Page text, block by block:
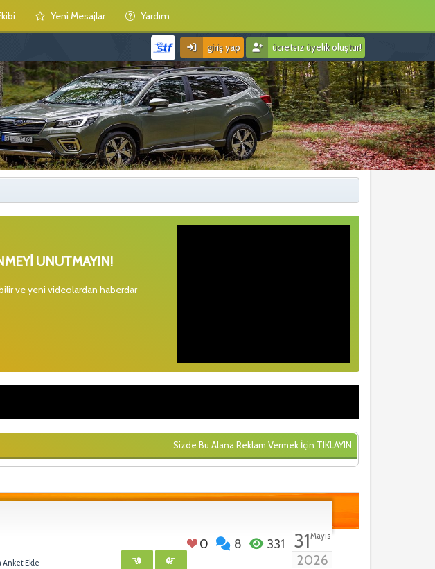
Yeni Mesajlar Yardım
giriş yap ücretsiz üyelik oluştur!
UNUTMAYIN!
ve yeni videolardan haberdar
Sizde Bu Alana Reklam Vermek İçin TIKLAYIN
0 8 331 31Mayıs
2026
Anket Ekle